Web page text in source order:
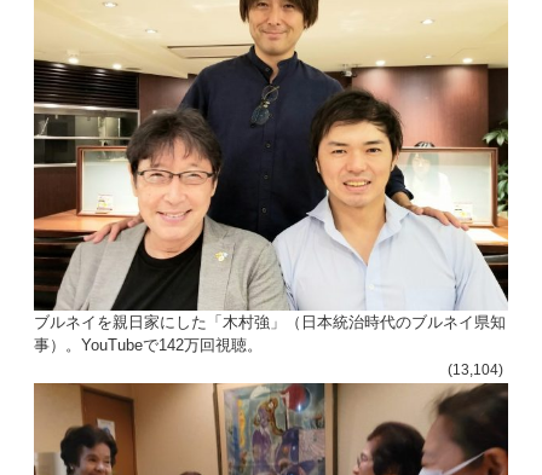
ブルネイを親日家にした「木村強」（日本統治時代のブルネイ県知
事）。YouTubeで142万回視聴。
(13,104)